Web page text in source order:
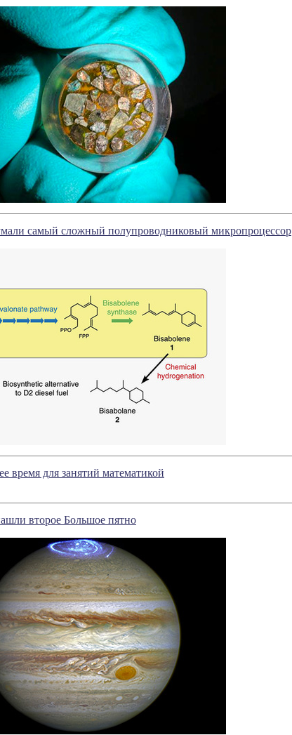
самый сложный полупроводниковый микропроцессор
время для занятий математикой
второе Большое пятно